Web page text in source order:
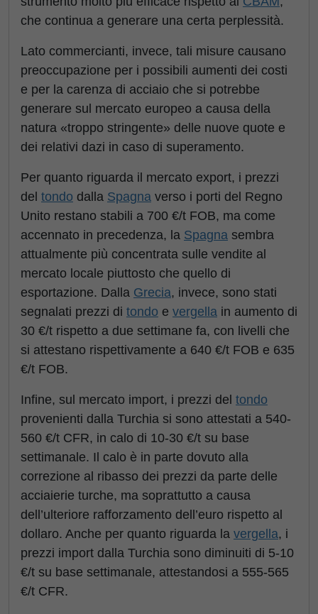
che continua a generare una certa perplessità.
Lato commercianti, invece, tali misure causano
preoccupazione per i possibili aumenti dei costi
e per la carenza di acciaio che si potrebbe
generare sul mercato europeo a causa della
natura «troppo stringente» delle nuove quote e
dei relativi dazi in caso di superamento.
Per quanto riguarda il mercato export, i prezzi
del tondo dalla Spagna verso i porti del Regno
Unito restano stabili a 700 €/t FOB, ma come
accennato in precedenza, la Spagna sembra
attualmente più concentrata sulle vendite al
mercato locale piuttosto che quello di
esportazione. Dalla Grecia, invece, sono stati
segnalati prezzi di tondo e vergella in aumento di
30 €/t rispetto a due settimane fa, con livelli che
si attestano rispettivamente a 640 €/t FOB e 635
€/t FOB.
Infine, sul mercato import, i prezzi del tondo
provenienti dalla Turchia si sono attestati a 540-
560 €/t CFR, in calo di 10-30 €/t su base
settimanale. Il calo è in parte dovuto alla
correzione al ribasso dei prezzi da parte delle
acciaierie turche, ma soprattutto a causa
dell’ulteriore rafforzamento dell’euro rispetto al
dollaro. Anche per quanto riguarda la vergella, i
prezzi import dalla Turchia sono diminuiti di 5-10
€/t su base settimanale, attestandosi a 555-565
€/t CFR.